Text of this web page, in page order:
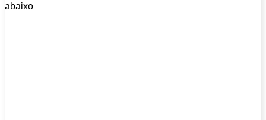
abaixo